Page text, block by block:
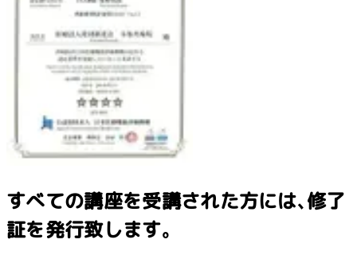
すべての講座を受講された方には､修了
証を発行致します｡